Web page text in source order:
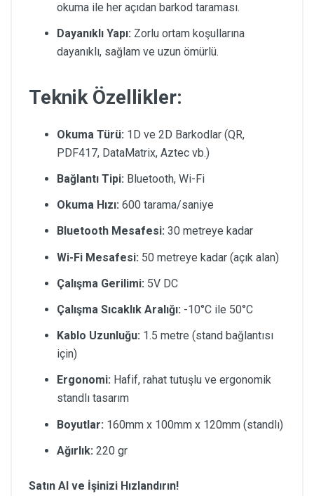
okuma ile her açıdan barkod taraması.
Dayanıklı Yapı: Zorlu ortam koşullarına
dayanıklı, sağlam ve uzun ömürlü.
Teknik Özellikler:
Okuma Türü: 1D ve 2D Barkodlar (QR,
PDF417, DataMatrix, Aztec vb.)
Bağlantı Tipi: Bluetooth, Wi-Fi
Okuma Hızı: 600 tarama/saniye
Bluetooth Mesafesi: 30 metreye kadar
Wi-Fi Mesafesi: 50 metreye kadar (açık alan)
Çalışma Gerilimi: 5V DC
Çalışma Sıcaklık Aralığı: -10°C ile 50°C
Kablo Uzunluğu: 1.5 metre (stand bağlantısı
için)
Ergonomi: Hafif, rahat tutuşlu ve ergonomik
standlı tasarım
Boyutlar: 160mm x 100mm x 120mm (standlı)
Ağırlık: 220 gr
Satın Al ve İşinizi Hızlandırın!